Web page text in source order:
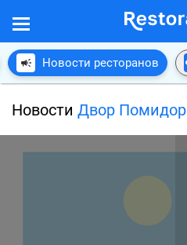
Новости ресторанов
Новости Двор Помидор